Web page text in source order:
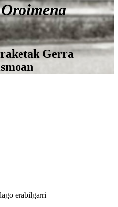
Oroimena
Gerra
erabilgarri